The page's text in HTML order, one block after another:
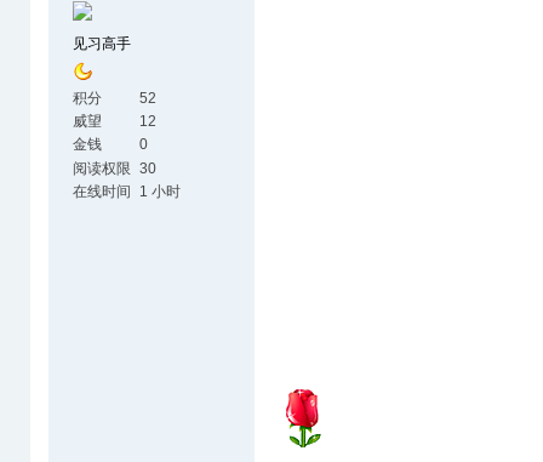
见习高手
积分
52
威望
12
金钱
0
阅读权限 30
在线时间
1 小时